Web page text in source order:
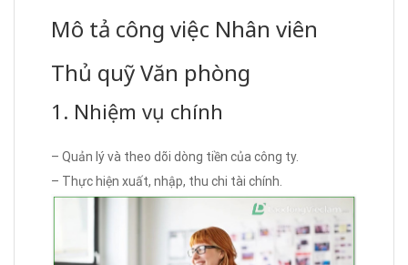
Mô tả công việc Nhân viên
Thủ quỹ Văn phòng
1. Nhiệm vụ chính
– Quản lý và theo dõi dòng tiền của công ty.
– Thực hiện xuất, nhập, thu chi tài chính.